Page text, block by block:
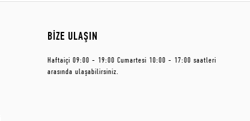
BİZE ULAŞIN
Haftaiçi 09:00 - 19:00 Cumartesi 10:00 - 17:00 saatleri
arasında ulaşabilirsiniz.